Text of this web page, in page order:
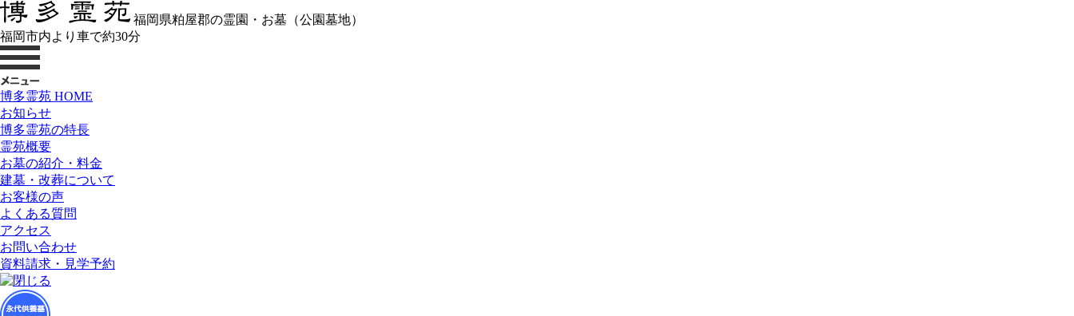
福岡県粕屋郡の霊園・お墓（公園墓地）
福岡市内より車で約30分
博多霊苑 HOME
お知らせ
博多霊苑の特長
霊苑概要
お墓の紹介・料金
建墓・改葬について
お客様の声
よくある質問
アクセス
お問い合わせ
資料請求・見学予約